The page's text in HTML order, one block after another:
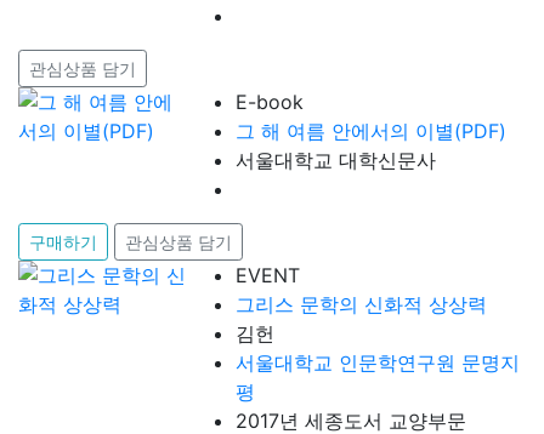
관심상품 담기
E-book
그 해 여름 안에서의 이별(PDF)
서울대학교 대학신문사
구매하기 관심상품 담기
EVENT
그리스 문학의 신화적 상상력
김헌
서울대학교 인문학연구원 문명지
평
2017년 세종도서 교양부문